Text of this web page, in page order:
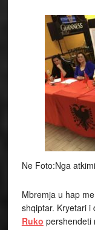
Ne Foto:Nga
Mbremja u hap
shqiptar. Kryetari i
Ruko pershendeti